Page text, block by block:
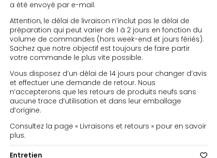
a été envoyé par e-mail.
Attention, le délai de livraison n’inclut pas le délai de
préparation qui peut varier de 1 à 2 jours en fonction du
volume de commandes (hors week-end et jours fériés).
Sachez que notre objectif est toujours de faire partir
votre commande le plus vite possible.
Vous disposez d’un délai de 14 jours pour changer d’avis
et effectuer une demande de retour. Nous
n’accepterons que les retours de produits neufs sans
aucune trace d’utilisation et dans leur emballage
d’origine.
Consultez la page « Livraisons et retours » pour en savoir
plus.
Entretien